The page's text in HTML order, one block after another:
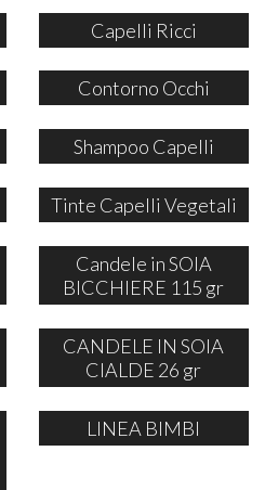
Capelli Ricci
Contorno Occhi
Shampoo Capelli
Tinte Capelli Vegetali
Candele in SOIA
BICCHIERE 115 gr
CANDELE IN SOIA
CIALDE 26 gr
LINEA BIMBI